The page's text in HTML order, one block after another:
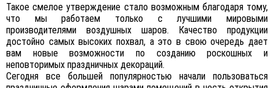
Такое смелое утверждение стало возможным благодаря тому,
что мы работаем только с лучшими мировыми
производителями воздушных шаров. Качество продукции
достойно самых высоких похвал, а это в свою очередь дает
вам новые возможности по созданию роскошных и
неповторимых праздничных декораций.
Сегодня все большей популярностью начали пользоваться